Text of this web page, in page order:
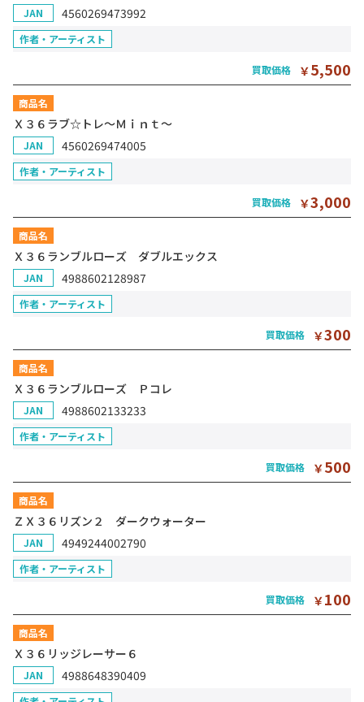
JAN 4560269473992
作者・アーティスト
買取価格 ￥5,500
商品名
Ｘ３６ラブ☆トレ～Ｍｉｎｔ～
JAN 4560269474005
作者・アーティスト
買取価格 ￥3,000
商品名
Ｘ３６ランブルローズ ダブルエックス
JAN 4988602128987
作者・アーティスト
買取価格 ￥300
商品名
Ｘ３６ランブルローズ Ｐコレ
JAN 4988602133233
作者・アーティスト
買取価格 ￥500
商品名
ＺＸ３６リズン２ ダークウォーター
JAN 4949244002790
作者・アーティスト
買取価格 ￥100
商品名
Ｘ３６リッジレーサー６
JAN 4988648390409